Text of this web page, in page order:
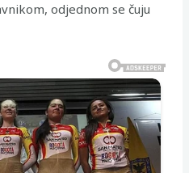
odjednom se čuju